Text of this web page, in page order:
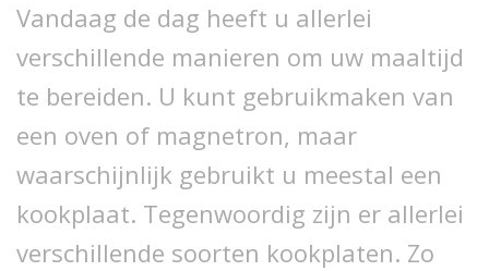
Vandaag de dag heeft u allerlei
verschillende manieren om uw maaltijd
te bereiden. U kunt gebruikmaken van
een oven of magnetron, maar
waarschijnlijk gebruikt u meestal een
kookplaat. Tegenwoordig zijn er allerlei
verschillende soorten kookplaten. Zo